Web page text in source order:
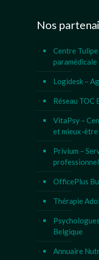
Nos
Centre Tulipe
Logidesk –
Réseau TOC
VitaPsy –
et mieux-être
Privium –
OfficePlus
Thérapie
Belgique
Annuaire